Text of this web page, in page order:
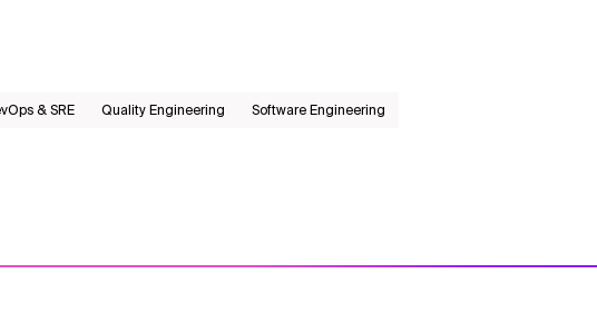
& SRE Quality Engineering Software Engineering